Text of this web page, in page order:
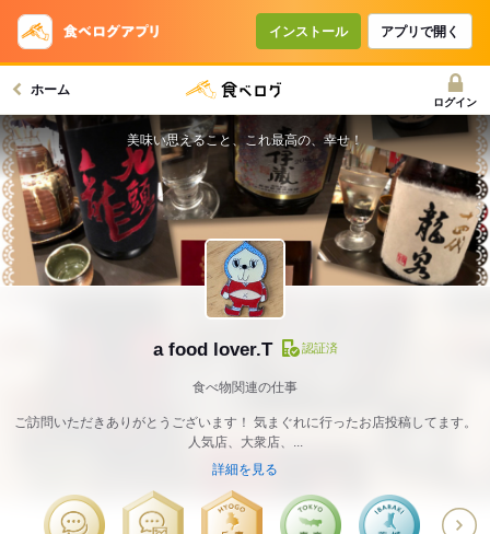
インストール アプリで開く
ホーム
ログイン
a food lover.T 認証済
食べ物関連の仕事
ご訪問いただきありがとうございます！ 気まぐれに行ったお店投稿してます。
人気店、大衆店、...
詳細を見る
美味い思えること、これ最高の、幸せ！